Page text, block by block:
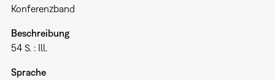
Konferenzband
Beschreibung
54 S. : Ill.
Sprache